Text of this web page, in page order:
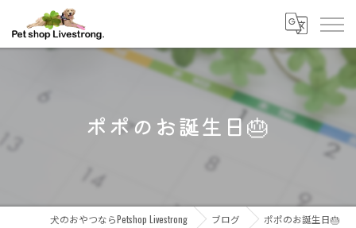
ポポのお誕生日🎂
犬のおやつならPetshop Livestrong ブログ ポポのお誕生日🎂